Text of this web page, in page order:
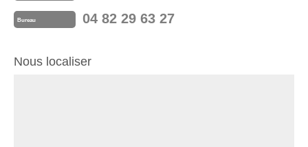
Bureau 04 82 29 63 27
Nous localiser